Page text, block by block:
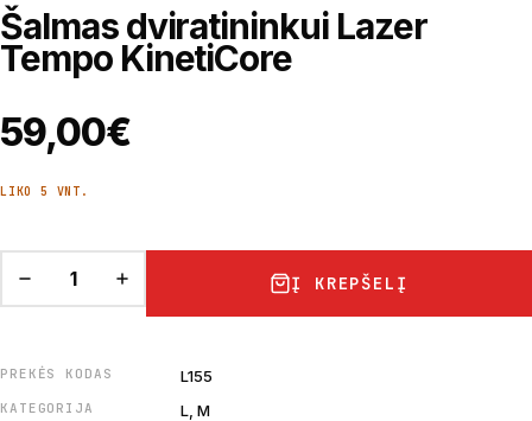
Šalmas dviratininkui Lazer
Tempo KinetiCore
59,00€
LIKO 5 VNT.
Į KREPŠELĮ
PREKĖS KODAS L155
KATEGORIJA L, M